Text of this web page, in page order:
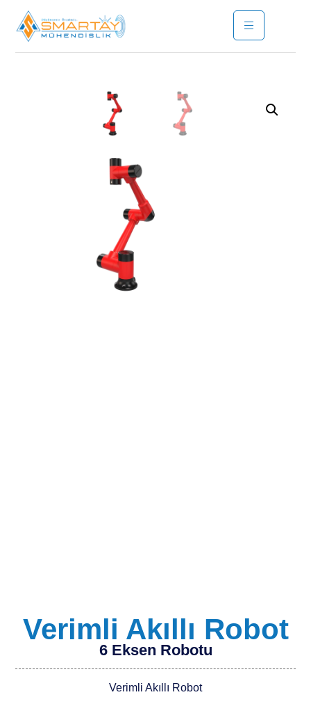
Verimli Akıllı Robot
6 Eksen Robotu
Verimli Akıllı Robot